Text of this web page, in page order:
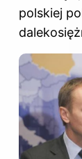
polskiej